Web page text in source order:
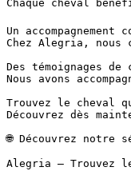
Chaque cheval
Un
Chez Alegria,
Des témoignages
Nous avons
Trouvez le cheval
Découvrez dès
🌐 Découvrez notre
Alegria – Trouvez